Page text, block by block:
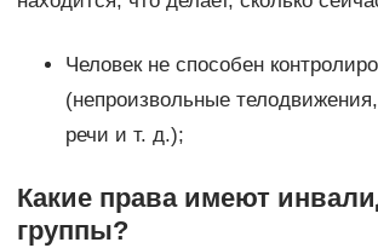
Человек не способен
(непроизвольные
речи и т. д.);
Какие права имеют
группы?